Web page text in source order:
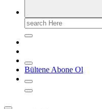
Search
for:
Bültene Abone Ol